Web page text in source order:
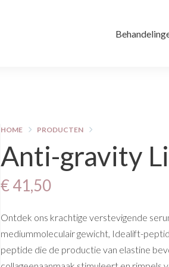
HOME PRODUCTEN
Anti-gravity
€ 41,50
Ontdek ons krachtige verstevigende
mediummoleculair gewicht, Idealift-
peptide die de productie van elastine